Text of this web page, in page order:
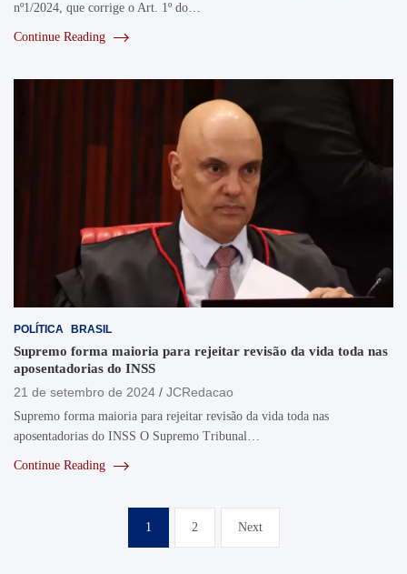
nº1/2024, que corrige o Art. 1º do…
Continue Reading
POLÍTICA BRASIL
Supremo forma maioria para rejeitar revisão da vida toda nas
aposentadorias do INSS
21 de setembro de 2024
JCRedacao
Supremo forma maioria para rejeitar revisão da vida toda nas
aposentadorias do INSS O Supremo Tribunal…
Continue Reading
1 2 Next